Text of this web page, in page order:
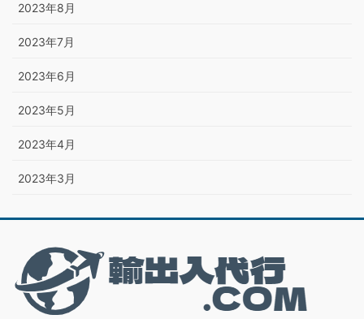
2023年8月
2023年7月
2023年6月
2023年5月
2023年4月
2023年3月